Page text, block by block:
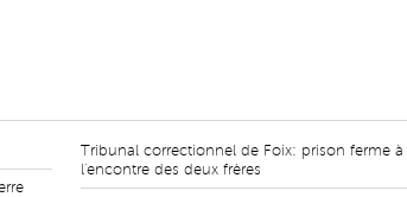
Tribunal correctionnel de Foix: prison ferme à
l'encontre des deux frères